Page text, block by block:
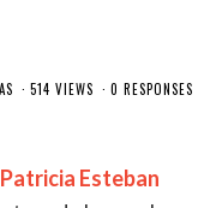
514 VIEWS 0 RESPONSES
Patricia Esteban